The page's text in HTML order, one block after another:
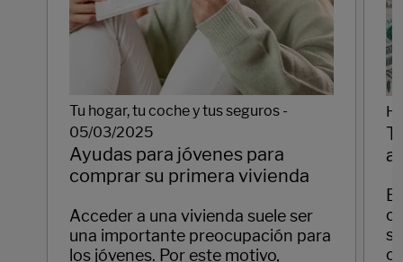
Tu hogar, tu coche y tus seguros -
05/03/2025
Ayudas para jóvenes para
comprar su primera vivienda
Acceder a una vivienda suele ser
una importante preocupación para
los jóvenes. Por este motivo,